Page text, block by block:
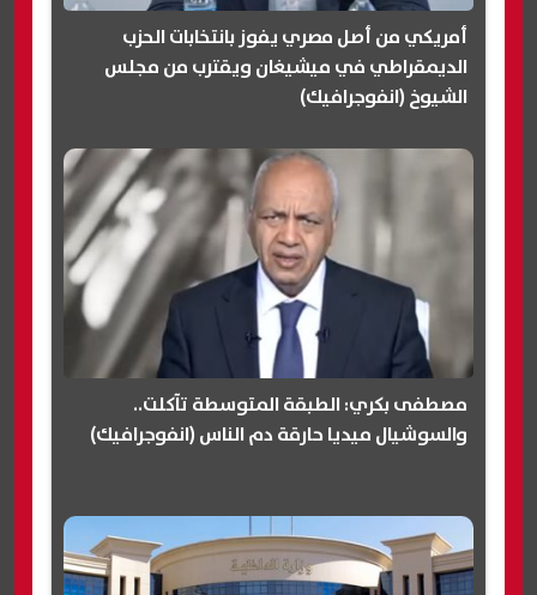
أمريكي من أصل مصري يفوز بانتخابات الحزب
الديمقراطي في ميشيغان ويقترب من مجلس
الشيوخ (انفوجرافيك)
مصطفى بكري: الطبقة المتوسطة تآكلت..
والسوشيال ميديا حارقة دم الناس (انفوجرافيك)